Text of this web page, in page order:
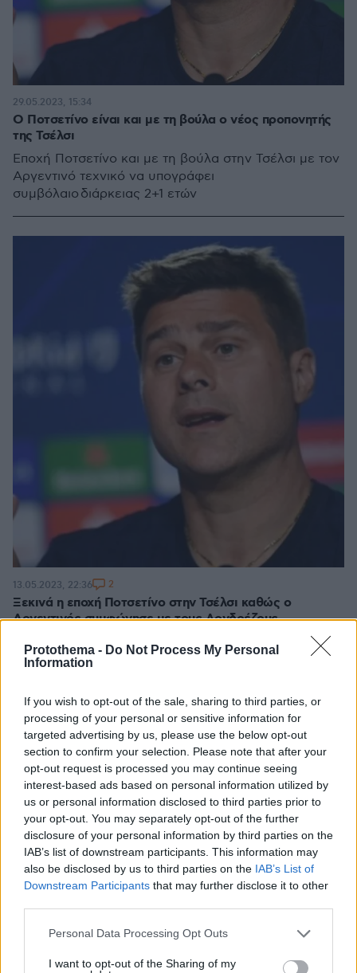
Protothema - Do Not Process My Personal
Information
If you wish to opt-out of the sale, sharing to third parties, or
processing of your personal or sensitive information for
targeted advertising by us, please use the below opt-out
section to confirm your selection. Please note that after your
opt-out request is processed you may continue seeing
interest-based ads based on personal information utilized by
us or personal information disclosed to third parties prior to
your opt-out. You may separately opt-out of the further
disclosure of your personal information by third parties on the
IAB’s list of downstream participants. This information may
also be disclosed by us to third parties on the IAB’s List of
Downstream Participants that may further disclose it to other
Please note that this website/app uses one or more Google
not limited to your visit or usage behaviour. You may click to
Personal Data Processing Opt Outs
I want to opt-out of the Sharing of my
Ο Ποτσετίνο είναι και με τη βούλα ο νέος προπονητής
της Τσέλσι
Εποχή Ποτσετίνο και με τη βούλα στην Τσέλσι με τον
Αργεντινό τεχνικό να υπογράφει
συμβόλαιο διάρκειας 2+1 ετών
29.05.2023, 15:34
Ξεκινά η εποχή Ποτσετίνο στην Τσέλσι καθώς ο
Αργεντινός συμφώνησε με τους Λονδρέζους
Όπως μεταδίδουν αρκετά Μέσα, η Τσέλσι έχει
συμφωνήσει στα πάντα με τον Μαουρίτσιο Ποτσετίνο,
επίσημες ανακοινώσεις να αναμένονται εντός των
ημερών
13.05.2023, 22:36 2